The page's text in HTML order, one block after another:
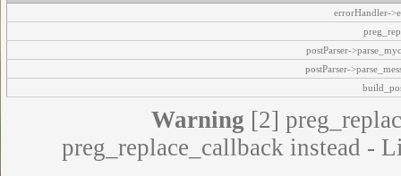
errorHandler-
postParser-
postParser-
Warning [2]
preg_replace_callback instead -